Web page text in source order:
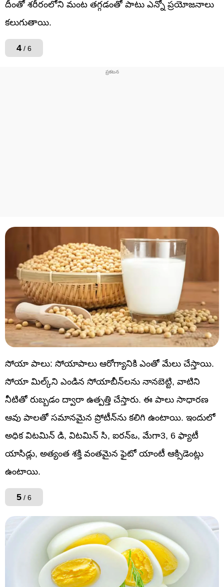
దీంతో శరీరంలోని మంట తగ్గడంతో పాటు ఎన్నో ప్రయోజనాలు
కలుగుతాయి.
4 / 6
సోయా పాలు: సోయాపాలు ఆరోగ్యానికి ఎంతో మేలు చేస్తాయి.
సోయా మిల్క్‌ని ఎండిన సోయాబీన్‌లను నానబెట్టి, వాటిని
నీటితో రుబ్బడం ద్వారా ఉత్పత్తి చేస్తారు. ఈ పాలు సాధారణ
ఆవు పాలతో సమానమైన ప్రోటీన్‌ను కలిగి ఉంటాయి. ఇందులో
అధిక విటమిన్ డి, విటమిన్ సి, ఐరన్ఒ, మేగా3, 6 ఫ్యాటీ
యాసిడ్లు, అత్యంత శక్తి వంతమైన ఫైటో యాంటీ ఆక్సిడెంట్లు
ఉంటాయి.
5 / 6